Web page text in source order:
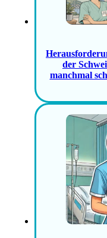
der
manchmal